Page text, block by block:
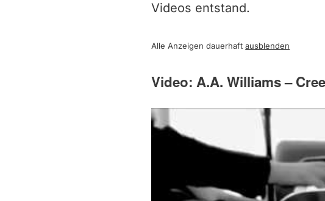
Videos entstand.
Alle Anzeigen dauerhaftausblenden
Video: A.A. Williams –